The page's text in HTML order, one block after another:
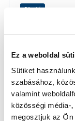
Ez a weboldal
Sütiket
szabásához,
valamint
közösségi média-
megosztjuk az
Akció
BOSCH I-BOXX
12 darabos
1600A001S5
1600A001S5